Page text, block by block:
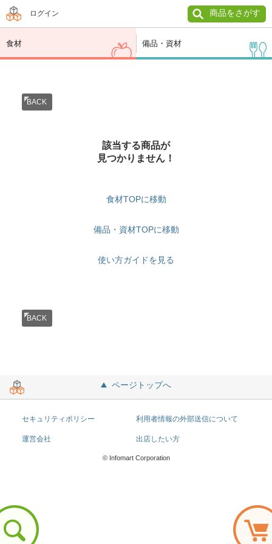
ログイン 商品をさがす
食材 備品・資材
BACK
該当する商品が
見つかりません！
食材TOPに移動
備品・資材TOPに移動
使い方ガイドを見る
BACK
ページトップへ
セキュリティポリシー 利用者情報の外部送信について
運営会社 出店したい方
© Infomart Corporation